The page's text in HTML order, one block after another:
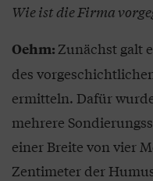
Wie ist die Firma
Oehm: Zunächst galt
des
ermitteln. Dafür
mehrere
einer Breite von vier
Zentimeter der